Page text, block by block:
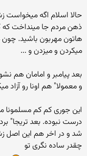
حالا اسلام اگه میخواست
ذهن مردم جا مینداخت كه
هاتون مهربون باشید.
میكردن و میزدن و ...
بعد پیامبر و امامان هم
و معمولا" هم اونا رو آزاد
این جوری كم كم مسلمونا
درست نبوده. بعد تریجا"
شد و در اخر هم این اصل
چقدر ساده نگری تو